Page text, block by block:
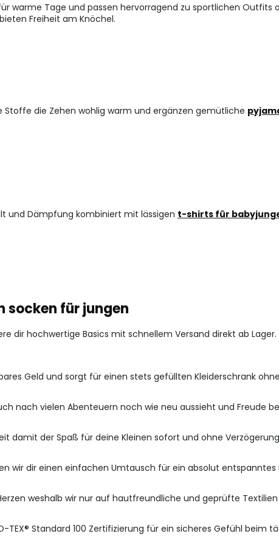
warme Tage und passen hervorragend zu sportlichen Outfits
bieten Freiheit am Knöchel.
die Zehen wohlig warm und ergänzen gemütliche
und Dämpfung kombiniert mit lässigen t-shirts für
socken für jungen
dir hochwertige Basics mit schnellem Versand direkt ab
Geld und sorgt für einen stets gefüllten Kleiderschrank
nach vielen Abenteuern noch wie neu aussieht und Freude
damit der Spaß für deine Kleinen sofort und ohne
wir dir einen einfachen Umtausch für ein absolut entspanntes
weshalb wir nur auf hautfreundliche und geprüfte
TEX® Standard 100 Zertifizierung für ein sicheres Gefühl beim